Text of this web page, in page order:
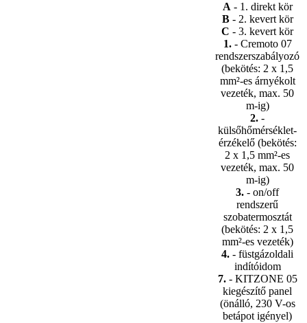
A - 1. direkt kör
B- 2. kevert kör
C - 3. kevert kör
1.- Cremoto 07
rendszerszabályozó
(bekötés: 2 x 1,5
mm²-es árnyékolt
vezeték, max. 50
m-ig)
2. -
külsőhőmérséklet-
érzékelő (bekötés:
2 x 1,5 mm²-es
vezeték, max. 50
m-ig)
3. - on/off
rendszerű
szobatermosztát
(bekötés: 2 x 1,5
mm²-es vezeték)
4. - füstgázoldali
indítóidom
7.- KITZONE 05
kiegészítő panel
(önálló, 230 V-os
betápot igényel)